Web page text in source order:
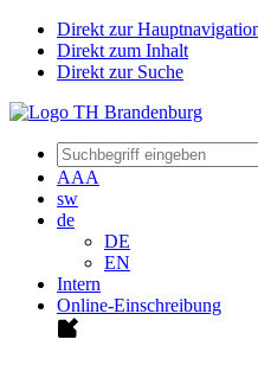
Direkt zur
Direkt zum Inhalt
Direkt zur Suche
AAA
sw
de
DE
EN
Intern
Online-Einschreibung